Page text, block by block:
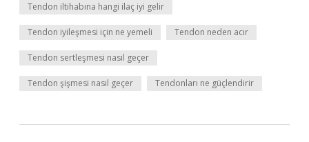
Tendon iltihabına hangi ilaç iyi gelir
Tendon iyileşmesi için ne yemeli Tendon neden acır
Tendon sertleşmesi nasıl geçer
Tendon şişmesi nasıl geçer Tendonları ne güçlendirir